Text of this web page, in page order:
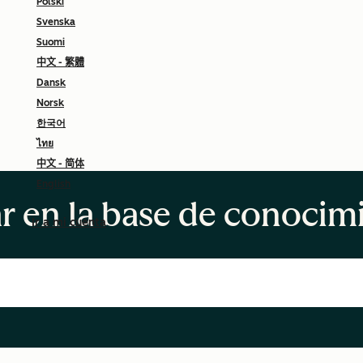
Svenska
Suomi
中文 - 繁體
Dansk
Norsk
한국어
ไทย
中文 - 简体
English
Ir a mi cuenta
en la base de